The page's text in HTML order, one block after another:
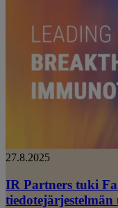
27.8.2025
IR Partners tuki
tiedotejärjestelmän